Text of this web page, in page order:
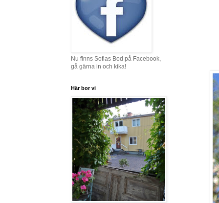
Nu finns Sofias Bod på Facebook,
gå gärna in och kika!
Här bor vi